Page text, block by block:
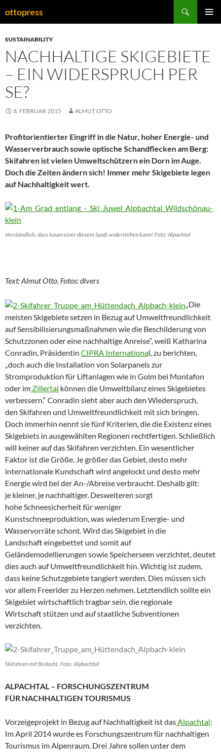
Inhalt
ottopress
SUSTAINABILITY
NACHHALTIGE SKIGEBIETE
– EIN WIDERSPRUCH PER
SE?
8. FEBRUAR 2015 ALMUT OTTO
Profitorientierter Eingriff in die Natur, hoher Energie- und
Wasserverbrauch sowie optische Schandflecken am Berg:
Skifahren ist vielen Umweltschützern ein Dorn im Auge.
Doch die Zeiten ändern sich! Immer mehr Skigebiete legen
auf Nachhaltigkeit wert.
Verständlich, dass kaum einer diesem Spaß widerstehen kann! Foto: Alpachtal
Text: Almut Otto, Fotos: divers
„Die
meisten Skigebiete setzen in Bezug auf Umweltfreundlichkeit
auf Sensibilisierungsmaßnahmen wie die Beschilderung von
Schutzzonen oder eine nachhaltige Anreise“, weiß Katharina
Conradin, Präsidentin CIPRA International, zu berichten,
„doch auch die Installation von Solarpanels zur
Stromproduktion für Liftanlagen wie in Golm bei Montafon
oder im Zillertal können die Umweltbilanz eines Skigebietes
verbessern.“ Conradin sieht aber auch den Wiederspruch,
den Skifahren und Umweltfreundlichkeit mit sich bringen.
Doch immerhin nennt sie fünf Kriterien, die die Existenz eines
Skigebiets in ausgewählten Regionen rechtfertigen. Schließlich
will keiner auf das Skifahren verzichten. Ein wesentlicher
Faktor ist die Größe. Je größer das Gebiet, desto mehr
internationale Kundschaft wird angelockt und desto mehr
Energie wird bei der An-/Abreise verbraucht. Deshalb gilt:
je kleiner, je nachhaltiger. Desweiteren sorgt
hohe Schneesicherheit für weniger
Kunstschneeproduktion, was wiederum Energie- und
Wasservorräte schont. Wird das Skigebiet in die
Landschaft eingebettet und somit auf
Geländemodellierungen sowie Speicherseen verzichtet, deutet
dies auch auf Umweltfreundlichkeit hin. Wichtig ist zudem,
dass keine Schutzgebiete tangiert werden. Dies müssen sich
vor allem Freerider zu Herzen nehmen. Letztendlich sollte ein
Skigebiet wirtschaftlich tragbar sein, die regionale
Wirtschaft stützen und auf staatliche Subventionen
verzichten.
Skifahren mit Bedacht. Foto: Alpbachtal
ALPACHTAL – FORSCHUNGSZENTRUM
FÜR NACHHALTIGEN TOURISMUS
Vorzeigeprojekt in Bezug auf Nachhaltigkeit ist dasAlpachtal:
Im April 2014 wurde es Forschungszentrum für nachhaltigen
Tourismus im Alpenraum. Drei Jahre sollen unter dem